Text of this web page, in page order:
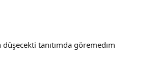
tanıtımda göremedım